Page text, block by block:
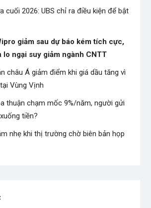
cuối 2026: UBS chỉ ra điều kiện để bật
giảm sau dự báo kém tích cực,
lo ngại suy giảm ngành CNTT
châu Á giảm điểm khi giá dầu tăng vì
Vùng Vịnh
thuận chạm mốc 9%/năm, người gửi
tiền?
nhẹ khi thị trường chờ biên bản họp